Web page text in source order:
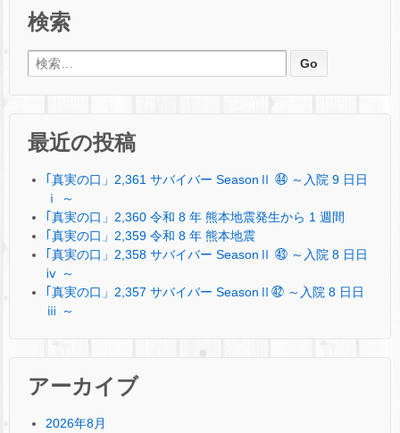
検索
検索:
最近の投稿
｢真実の口」2,361 サバイバー SeasonⅡ ㊹ ～入院 9 日日
ⅰ ～
｢真実の口」2,360 令和 8 年 熊本地震発生から 1 週間
｢真実の口」2,359 令和 8 年 熊本地震
｢真実の口」2,358 サバイバー SeasonⅡ ㊸ ～入院 8 日日
ⅳ ～
｢真実の口」2,357 サバイバー SeasonⅡ㊷ ～入院 8 日日
ⅲ ～
アーカイブ
2026年8月